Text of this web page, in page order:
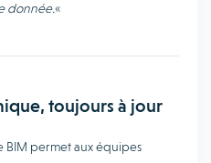
donnée.«
toujours à jour
BIM permet aux équipes